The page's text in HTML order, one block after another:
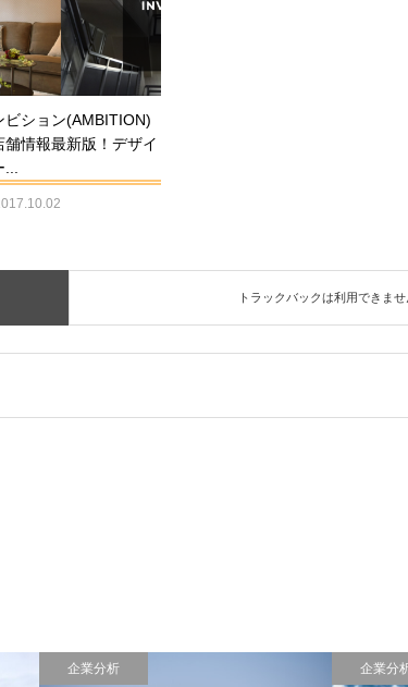
ビション(AMBITION)
舗情報最新版！デザイ
...
トラックバックは利用できませ
企業分析 企業分